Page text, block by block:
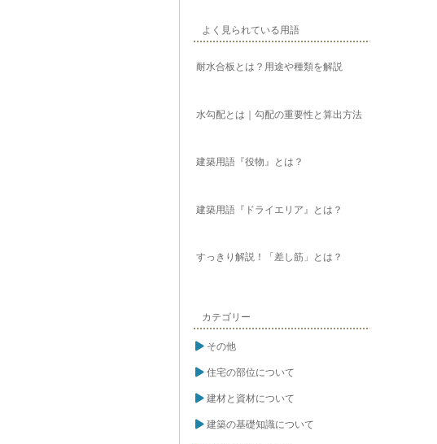
よく見られている用語
耐水合板とは？用途や種類を解説
水勾配とは｜勾配の重要性と算出方法
建築用語『役物』とは？
建築用語『ドライエリア』とは？
すっきり解説！「差し筋」とは？
カテゴリー
その他
住宅の部位について
建材と資材について
建築の基礎知識について